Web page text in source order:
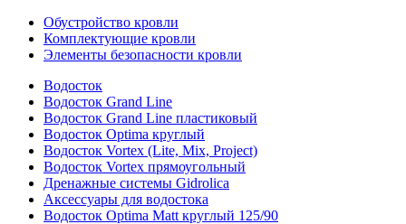
Обустройство кровли
Комплектующие кровли
Элементы безопасности кровли
Водосток
Водосток Grand Line
Водосток Grand Line пластиковый
Водосток Optima круглый
Водосток Vortex (Lite, Mix, Project)
Водосток Vortex прямоугольный
Дренажные системы Gidrolica
Аксессуары для водостока
Водосток Optima Matt круглый 125/90